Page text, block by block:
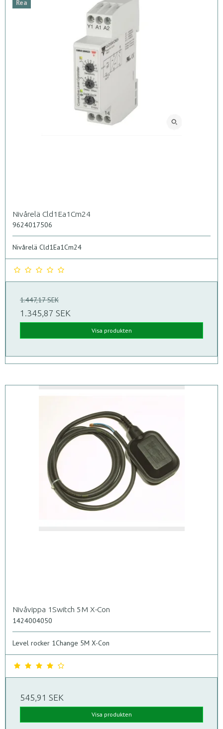
Rea
Nivårelä Cld1Ea1Cm24
9624017506
Nivårelä Cld1Ea1Cm24
1.447,17 SEK
1.345,87 SEK
Visa produkten
Nivåvippa 1Switch 5M X-Con
1424004050
Level rocker 1Change 5M X-Con
545,91 SEK
Visa produkten